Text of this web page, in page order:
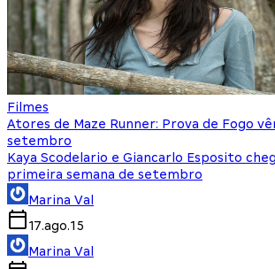
Filmes
Atores de Maze Runner: Prova de Fogo
setembro
Kaya Scodelario e Giancarlo Esposito
primeira semana de setembro
Marina Val
17.ago.15
Marina Val